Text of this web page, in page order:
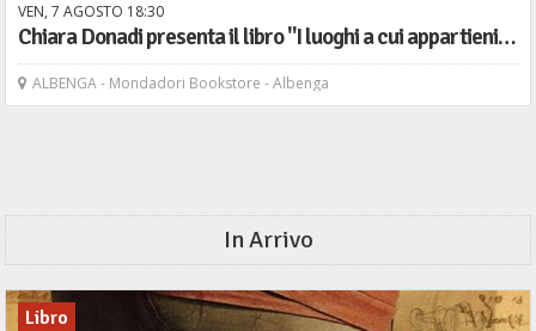
VEN,7 AGOSTO 18 30
Chiara Donadi presenta il libro "I luoghi a cui appartieni" - Marsilio
ALBENGA - Mondadori Bookstore - Albenga
In Arrivo
Libro